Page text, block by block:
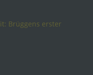
Brüggens erster